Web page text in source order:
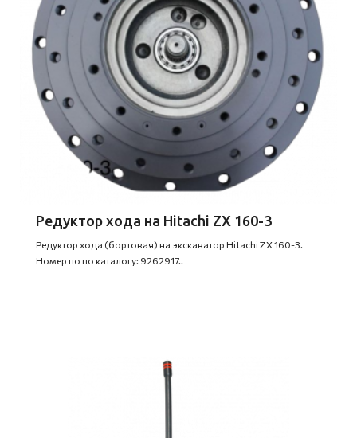
Редуктор хода на Hitachi ZX 160-3
Редуктор хода (бортовая) на экскаватор Hitachi ZX 160-3.
Номер по по каталогу: 9262917..